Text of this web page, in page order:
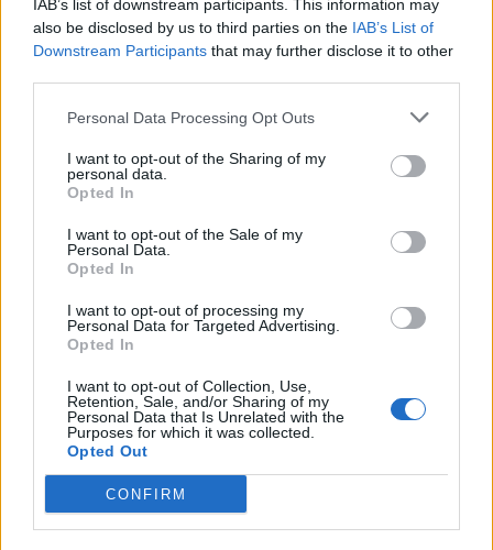
IAB’s list of downstream participants. This information may
also be disclosed by us to third parties on the IAB’s List of
Downstream Participants that may further disclose it to other
Personal Data Processing Opt Outs
I want to opt-out of the Sharing of my
personal data.
Opted In
I want to opt-out of the Sale of my
Personal Data.
Opted In
I want to opt-out of processing my
Personal Data for Targeted Advertising.
Opted In
I want to opt-out of Collection, Use,
Retention, Sale, and/or Sharing of my
Personal Data that Is Unrelated with the
Purposes for which it was collected.
Opted Out
CONFIRM